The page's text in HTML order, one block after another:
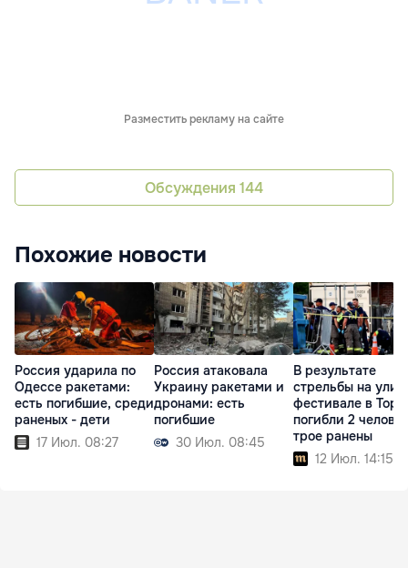
Разместить рекламу на сайте
Обсуждения 144
Похожие новости
Россия ударила по
Одессе ракетами:
есть погибшие, среди
раненых - дети
17 Июл. 08:27
Россия атаковала
Украину ракетами и
дронами: есть
погибшие
30 Июл. 08:45
В результате
стрельбы на
фестивале в
погибли 2
трое ранены
12 Июл. 14:15